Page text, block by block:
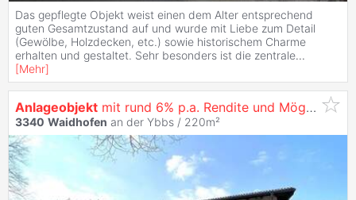
Das gepflegte Objekt weist einen dem Alter entsprechend
guten Gesamtzustand auf und wurde mit Liebe zum Detail
(Gewölbe, Holzdecken, etc.) sowie historischem Charme
erhalten und gestaltet. Sehr besonders ist die zentrale...
[Mehr]
Anlageobjekt mit rund 6% p.a. Rendite und Möglichkeit zur teilweisen Eigennutzung in zentraler Lage!
3340 Waidhofen an der Ybbs / 220m²